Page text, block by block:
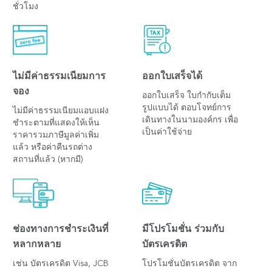
ชั่วโมง
ไม่มีค่าธรรมเนียมการ
จอง
ไม่มีค่าธรรมเนียมแอบแฝง
ชำระตามที่แสดงให้เห็น
ราคารวมภาษีมูลค่าเพิ่ม
แล้ว หรือค่าคืนรถต่าง
สถานที่แล้ว (หากมี)
ออกใบเสร็จได้
ออกใบเสร็จ ใบกำกับเต็ม
รูปแบบได้ ตอบโจทย์การ
เดินทางในนามองค์กร เพื่อ
เป็นค่าใช้จ่าย
ช่องทางการชำระเงินที่
หลากหลาย
เช่น บัตรเครดิต Visa, JCB
มีโปรโมชั่น ร่วมกับ
บัตรเครดิต
โปรโมชั่นบัตรเครดิต จาก